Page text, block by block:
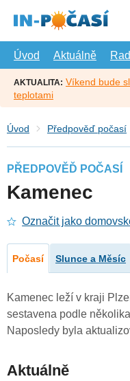
hlavní
Úvod
Aktuálně
AKTUALITA: Víkend bude
teplotami
Úvod Předpověď počasí
PŘEDPOVĚĎ POČASÍ
Kamenec
Označit jako
Počasí Slunce a Měsíc
Kamenec leží v kraji
sestavena podle
Naposledy byla
Aktuálně